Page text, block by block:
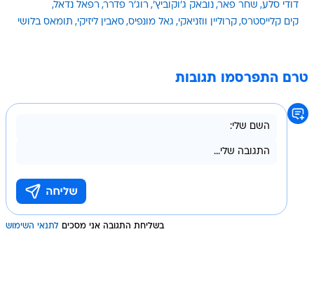
דודי סלע שחר פאר נובאק ג'וקוביץ' רוג'ר פדרר רפאל נדאל
קים קלייסטרס קרוליין ווזניאקי גאל מונפיס סאבין ליזיקי תומאס בלושי
טרם התפרסמו תגובות
בשליחת התגובה אני מסכים לתנאי השימוש